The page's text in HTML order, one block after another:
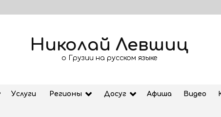
Николай Левшиц
о Грузии на русском языке
Услуги Регионы Досуг Афиша Видео